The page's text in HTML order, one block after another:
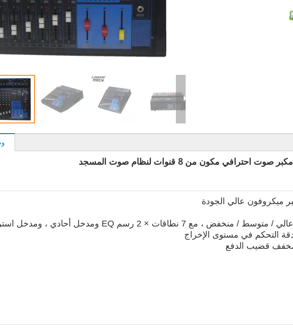
مكبر صوت احترافي مكون من 8 قنوات لنظام صوت المسجد